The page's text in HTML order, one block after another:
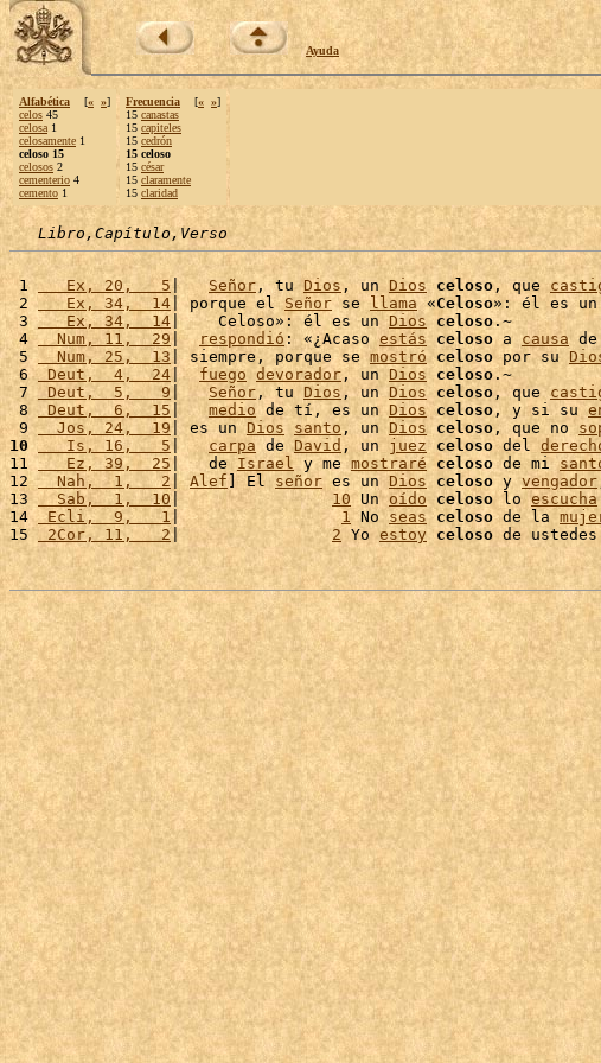
Ayuda
Alfabética [« »]
celos 45
celosa 1
celosamente 1
celoso 15
celosos 2
cementerio 4
cemento 1
Frecuencia [« »]
15 canastas
15 capiteles
15 cedrón
15 celoso
15 césar
15 claramente
15 claridad
Libro,Capítulo,Verso
1
   Ex, 20,   5
| Señor , tu Dios , un Dios celoso , que
2
   Ex, 34,  14
| porque el Señor se llama «Celoso»: él es
3
   Ex, 34,  14
|    Celoso»: él es un Dios celoso.~
4
  Num, 11,  29
| respondió : «¿Acaso estás celoso a causa de
5
  Num, 25,  13
| siempre, porque se mostró celoso por su
6
Deut,  4,  24 | fuego devorador , un Dios celoso .~
7 Deut,  5,   9 | Señor , tu Dios , un Dios celoso , que
8
Deut,  6,  15 | medio de tí, es un Dios celoso, y si su
9
  Jos, 24,  19
| es un Dios santo, un Dios celoso, que no
10
   Is, 16,   5
| carpa de David , un juez celoso del
11
   Ez, 39,  25
|   de Israel y me mostraré celoso de mi
12
  Nah,  1,   2
| Alef ] El señor es un Dios celoso y vengador
13
  Sab,  1,  10
| 10 Un oído celoso lo escucha
14 Ecli,  9,   1 | 1 No seas celoso de la
15 2Cor, 11,   2| 2 Yo estoy celoso de